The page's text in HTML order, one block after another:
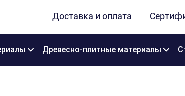
Доставка и оплата
Древесно-плитные материалы